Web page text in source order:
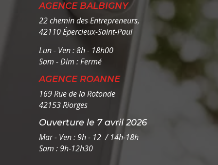
AGENCE BALBIGNY
22 chemin des Entrepreneurs,
42110 Épercieux-Saint-Paul
Lun - Ven : 8h - 18h00
Sam - Dim : Fermé
AGENCE ROANNE
169 Rue de la Rotonde
42153 Riorges
Ouverture le 7 avril 2026
Mar - Ven : 9h - 12 / 14h-18h
Sam : 9h-12h30